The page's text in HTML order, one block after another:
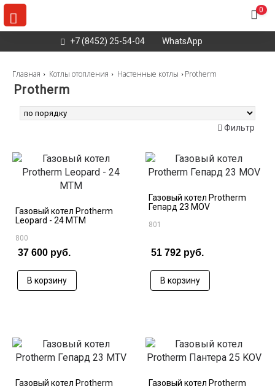
+7 (8452) 25-54-04 WhatsApp
0
Главная Котлы отопления Настенные котлы Protherm
Protherm
Фильтр
Найдено5товаров
Газовый котел Protherm
Leopard - 24 МТМ
800
37 600 руб.
В корзину
Газовый котел Protherm
Гепард 23 MOV
801
51 792 руб.
В корзину
Газовый котел Protherm
Газовый котел Protherm